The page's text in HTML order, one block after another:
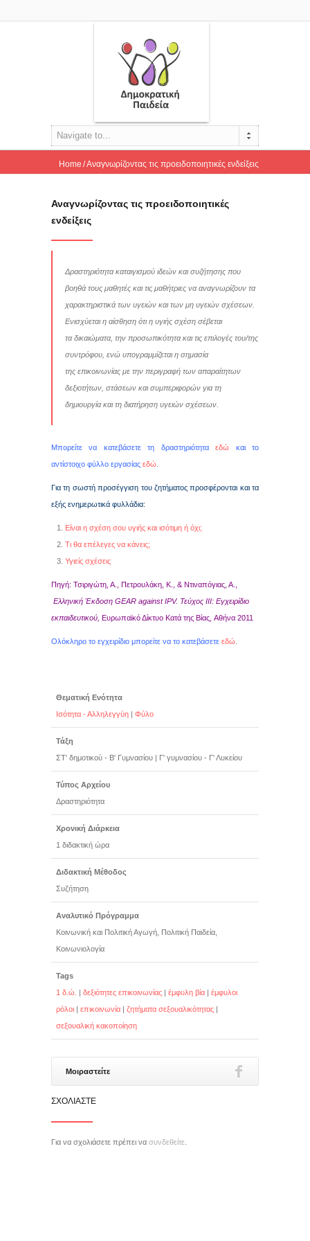
Navigate to...
Home Αναγνωρίζοντας τις προειδοποιητικές ενδείξεις
Αναγνωρίζοντας τις προειδοποιητικές
ενδείξεις
Δραστηριότητα καταιγισμού ιδεών και συζήτησης που
βοηθά τους μαθητές και τις μαθήτριες να αναγνωρίζουν τα
χαρακτηριστικά των υγειών και των μη υγειών σχέσεων.
Ενισχύεται η αίσθηση ότι η υγιής σχέση σέβεται
τα δικαιώματα, την προσωπικότητα και τις επιλογές του/της
συντρόφου, ενώ υπογραμμίζεται η σημασία
της επικοινωνίας με την περιγραφή των απαραίτητων
δεξιοτήτων, στάσεων και συμπεριφορών για τη
δημιουργία και τη διατήρηση υγειών σχέσεων.
Μπορείτε να κατεβάσετε τη δραστηριότητα εδώ
και το
αντίστοιχο φύλλο εργασίας εδώ
Για τη σωστή προσέγγιση του ζητήματος προσφέρονται και τα
εξής ενημερωτικά φυλλάδια:
Είναι η σχέση σου υγιής και ισότιμη ή όχι;
Τι θα επέλεγες να κάνεις;
Υγιείς σχέσεις
Πηγή: Τσιριγώτη, Α., Πετρουλάκη, Κ., & Ντιναπόγιας, Α.,
Ελληνική Έκδοση GEAR against IPV. Τεύχος ΙΙΙ: Εγχειρίδιο
εκπαιδευτικού, Ευρωπαϊκό Δίκτυο Κατά της Βίας, Αθήνα 2011
Ολόκληρο το εγχειρίδιο μπορείτε να το κατεβάσετε εδώ
Θεματική Ενότητα
Ισότητα - Αλληλεγγύη | Φύλο
Τάξη
ΣΤ' δημοτικού - Β' Γυμνασίου | Γ' γυμνασίου - Γ' Λυκείου
Τύπος Αρχείου
Δραστηριότητα
Χρονική Διάρκεια
1 διδακτική ώρα
Διδακτική Μέθοδος
Συζήτηση
Αναλυτικό Πρόγραμμα
Κοινωνική και Πολιτική Αγωγή, Πολιτική Παιδεία,
Κοινωνιολογία
Tags
1 δ.ώ.
| δεξιότητες επικοινωνίας | έμφυλη βία | έμφυλοι
ρόλοι | επικοινωνία | ζητήματα σεξουαλικότητας |
σεξουαλική κακοποίηση
Μοιραστείτε
ΣΧΟΛΙΆΣΤΕ
Για να σχολιάσετε πρέπει να συνδεθείτε